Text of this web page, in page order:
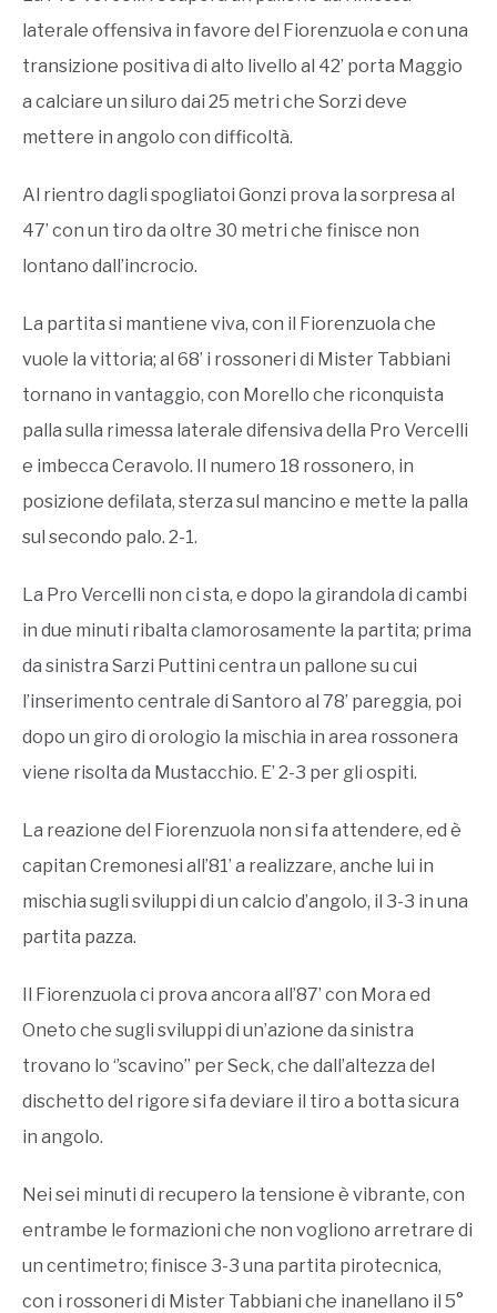
laterale offensiva in favore del Fiorenzuola e con una
transizione positiva di alto livello al 42’ porta Maggio
a calciare un siluro dai 25 metri che Sorzi deve
mettere in angolo con difficoltà.
Al rientro dagli spogliatoi Gonzi prova la sorpresa al
47’ con un tiro da oltre 30 metri che finisce non
lontano dall’incrocio.
La partita si mantiene viva, con il Fiorenzuola che
vuole la vittoria; al 68’ i rossoneri di Mister Tabbiani
tornano in vantaggio, con Morello che riconquista
palla sulla rimessa laterale difensiva della Pro Vercelli
e imbecca Ceravolo. Il numero 18 rossonero, in
posizione defilata, sterza sul mancino e mette la palla
sul secondo palo. 2-1.
La Pro Vercelli non ci sta, e dopo la girandola di cambi
in due minuti ribalta clamorosamente la partita; prima
da sinistra Sarzi Puttini centra un pallone su cui
l’inserimento centrale di Santoro al 78’ pareggia, poi
dopo un giro di orologio la mischia in area rossonera
viene risolta da Mustacchio. E’ 2-3 per gli ospiti.
La reazione del Fiorenzuola non si fa attendere, ed è
capitan Cremonesi all’81’ a realizzare, anche lui in
mischia sugli sviluppi di un calcio d’angolo, il 3-3 in una
partita pazza.
Il Fiorenzuola ci prova ancora all’87’ con Mora ed
Oneto che sugli sviluppi di un’azione da sinistra
trovano lo ‘’scavino’’ per Seck, che dall’altezza del
dischetto del rigore si fa deviare il tiro a botta sicura
in angolo.
Nei sei minuti di recupero la tensione è vibrante, con
entrambe le formazioni che non vogliono arretrare di
un centimetro; finisce 3-3 una partita pirotecnica,
con i rossoneri di Mister Tabbiani che inanellano il 5°